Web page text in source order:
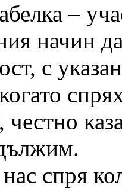
–
начин
с
честно
спря